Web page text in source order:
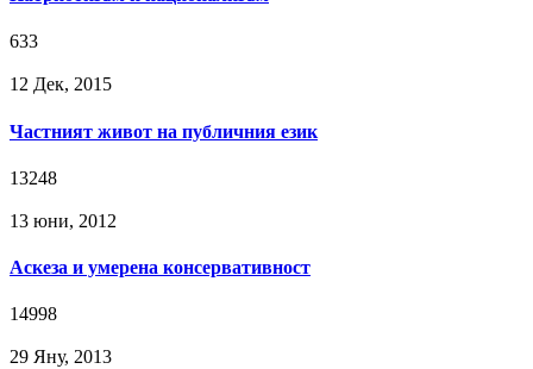
633
12 Дек, 2015
Частният живот на публичния език
13248
13 юни, 2012
Аскеза и умерена консервативност
14998
29 Яну, 2013